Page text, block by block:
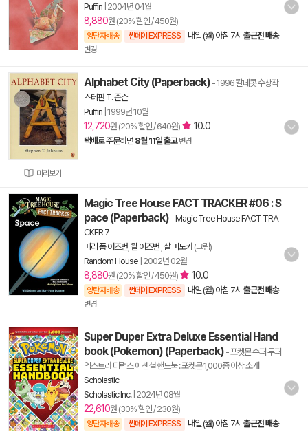
Puffin 2004년 04월
8,880원 (20% 할인 / 450원)
양탄자배송 썬데이 EXPRESS 내일 (월) 아침 7시 출근전 배송
변경
미리보기
Alphabet City (Paperback) - 1996 칼데콧 수상작
스테판 T. 존슨
Puffin 1999년 10월
12,720원 (20% 할인 / 640원) 10.0
택배로 주문하면 8월 11일 출고 변경
Magic Tree House FACT TRACKER #06 : S
pace (Paperback) -Magic Tree House FACT TRA
CKER 7
메리 폽 어즈번 윌 어즈번 살 머도카(그림)
Random House 2002년 02월
8,880원 (20% 할인 / 450원) 10.0
양탄자배송 썬데이 EXPRESS 내일 (월) 아침 7시 출근전 배송
변경
Super Duper Extra Deluxe Essential Hand
book (Pokemon) (Paperback) - 포켓몬 수퍼 두퍼
엑스트라 디럭스 에센셜 핸드북 : 포켓몬 1,000종 이상 소개
Scholastic
Scholastic Inc.| 2024년 08월
22,610원 (30% 할인 / 230원)
양탄자배송 썬데이 EXPRESS 내일 (월) 아침 7시 출근전 배송